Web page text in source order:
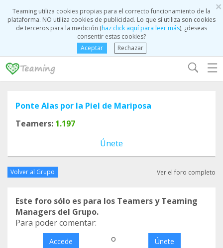
×
Teaming utiliza cookies propias para el correcto funcionamiento de la
plataforma. NO utiliza cookies de publicidad. Lo que sí utiliza son cookies
de terceros para la medición (haz click aquí para leer más), ¿deseas
consentir estas cookies?
Aceptar
Rechazar
☰
Ponte Alas por la Piel de Mariposa
Teamers: 1.197
Únete
Volver al Grupo Ver el foro completo
Este foro sólo es para los Teamers y Teaming
Managers del Grupo.
Para poder comentar:
Accede o Únete